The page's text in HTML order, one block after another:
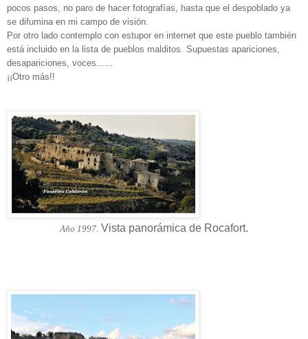
pocos pasos, no paro de hacer fotografías, hasta que el despoblado ya
se difumina en mi campo de visión.
Por otro lado contemplo con estupor en internet que este pueblo también
está incluido en la lista de pueblos malditos. Supuestas apariciones,
desapariciones, voces......
¡¡Otro más!!
Año 1997. Vista panorámica de Rocafort.